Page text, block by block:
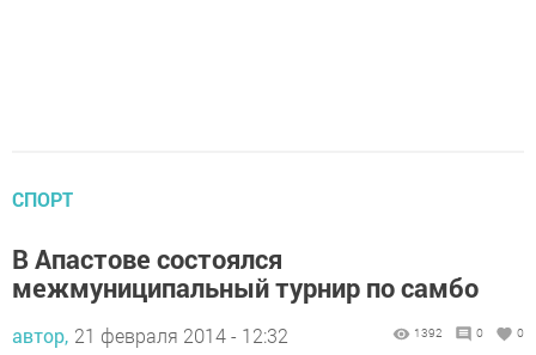
СПОРТ
В Апастове состоялся
межмуниципальный турнир по самбо
автор, 21 февраля 2014 - 12:32 1392 0 0